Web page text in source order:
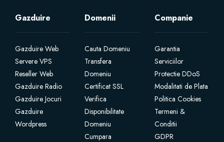
Licente cPanel WHM / WHMSonic
Servere Dedicate
Aplicatii Mobil
Certificate SSL
Gazduire
Gazduire Web
Servere VPS
Reseller Web
Gazduire Radio
Gazduire Jocuri
Gazduire
Wordpress
Domenii
Cauta Domeniu
Transfera
Domeniu
Certificat SSL
Verifica
Disponibilitate
Domeniu
Cumpara
Companie
Garantia
Serviciilor
Protectie DDoS
Modalitati de Plata
Politica Cookies
Termeni &
Conditii
GDPR